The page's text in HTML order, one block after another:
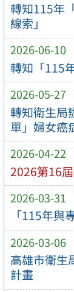
轉知115年
線索」
2026-06-10
轉知「115
2026-05-27
轉知衛生局
單」婦女癌
2026-04-22
2026第16
2026-03-31
「115年與
2026-03-06
高雄市衛生
計畫